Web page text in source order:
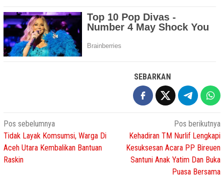
SEBARKAN
Navigasi
pos
Pos sebelumnya
Tidak Layak Komsumsi, Warga Di
Aceh Utara Kembalikan Bantuan
Raskin
Pos berikutnya
Kehadiran TM Nurlif Lengkapi
Kesuksesan Acara PP Bireuen
Santuni Anak Yatim Dan Buka
Puasa Bersama